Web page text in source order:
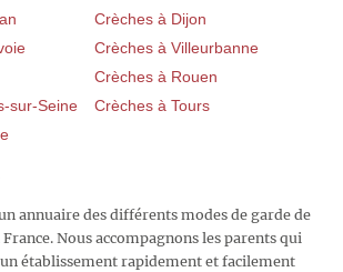
Crèches à Dijon
Crèches à Villeurbanne
Crèches à Rouen
sur-Seine
Crèches à Tours
annuaire des différents modes de garde de
Nous accompagnons les parents qui
établissement rapidement et facilement